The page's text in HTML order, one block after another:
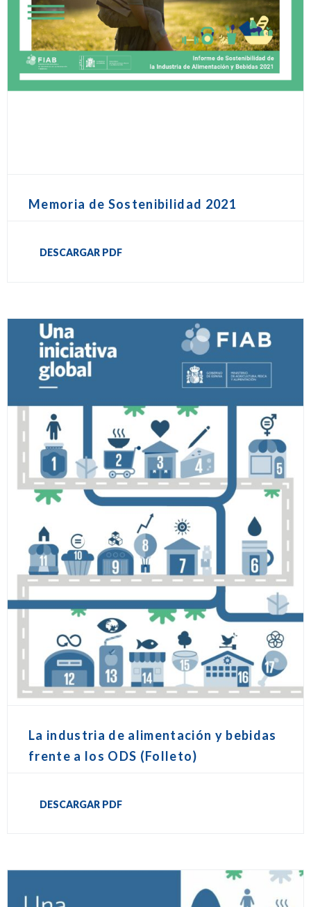
Memoria de Sostenibilidad 2021
DESCARGAR PDF
La industria de alimentación y bebidas
frente a los ODS (Folleto)
DESCARGAR PDF